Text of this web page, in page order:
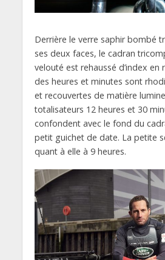
Derrière le verre saphir bombé
ses deux faces, le cadran
velouté est rehaussé d’index en
des heures et minutes sont
et recouvertes de matière
totalisateurs 12 heures et 30
confondent avec le fond du
petit guichet de date. La petite
quant à elle à 9 heures.